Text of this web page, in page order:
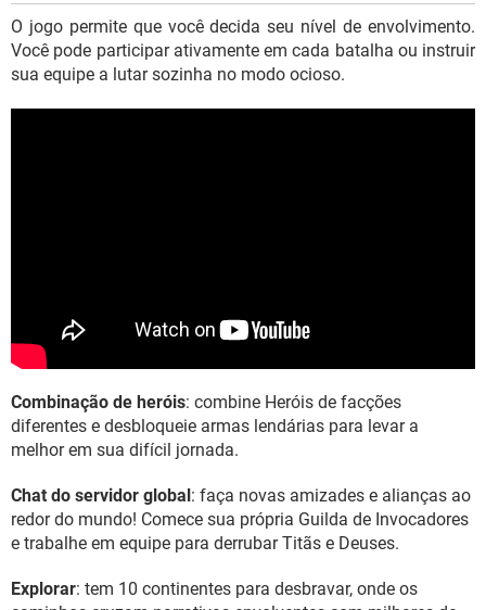
O jogo permite que você decida seu nível de envolvimento.
Você pode participar ativamente em cada batalha ou instruir
sua equipe a lutar sozinha no modo ocioso.
Combinação de heróis: combine Heróis de facções
diferentes e desbloqueie armas lendárias para levar a
melhor em sua difícil jornada.
Chat do servidor global: faça novas amizades e alianças ao
redor do mundo! Comece sua própria Guilda de Invocadores
e trabalhe em equipe para derrubar Titãs e Deuses.
Explorar: tem 10 continentes para desbravar, onde os